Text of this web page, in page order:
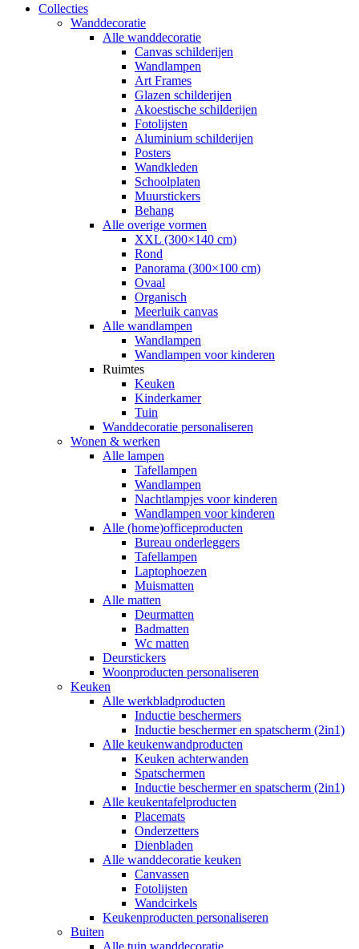
Collecties
Wanddecoratie
Alle wanddecoratie
Canvas schilderijen
Wandlampen
Art Frames
Glazen schilderijen
Akoestische schilderijen
Fotolijsten
Aluminium schilderijen
Posters
Wandkleden
Schoolplaten
Muurstickers
Behang
Alle overige vormen
XXL (300×140 cm)
Rond
Panorama (300×100 cm)
Ovaal
Organisch
Meerluik canvas
Alle wandlampen
Wandlampen
Wandlampen voor kinderen
Ruimtes
Keuken
Kinderkamer
Tuin
Wanddecoratie personaliseren
Wonen & werken
Alle lampen
Tafellampen
Wandlampen
Nachtlampjes voor kinderen
Wandlampen voor kinderen
Alle (home)officeproducten
Bureau onderleggers
Tafellampen
Laptophoezen
Muismatten
Alle matten
Deurmatten
Badmatten
Wc matten
Deurstickers
Woonproducten personaliseren
Keuken
Alle werkbladproducten
Inductie beschermers
Inductie beschermer en spatscherm (2in1)
Alle keukenwandproducten
Keuken achterwanden
Spatschermen
Inductie beschermer en spatscherm (2in1)
Alle keukentafelproducten
Placemats
Onderzetters
Dienbladen
Alle wanddecoratie keuken
Canvassen
Fotolijsten
Wandcirkels
Keukenproducten personaliseren
Buiten
Alle tuin wanddecoratie